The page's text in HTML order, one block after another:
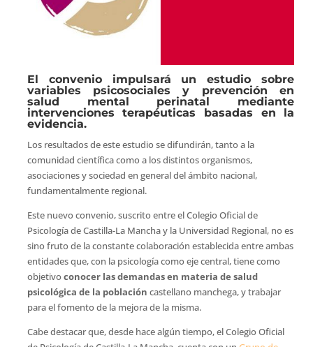
El convenio impulsará un estudio sobre
variables psicosociales y prevención en
salud mental perinatal mediante
intervenciones terapéuticas basadas en la
evidencia.
Los resultados de este estudio se difundirán, tanto a la
comunidad científica como a los distintos organismos,
asociaciones y sociedad en general del ámbito nacional,
fundamentalmente regional.
Este nuevo convenio, suscrito entre el Colegio Oficial de
Psicología de Castilla-La Mancha y la Universidad Regional, no es
sino fruto de la constante colaboración establecida entre ambas
entidades que, con la psicología como eje central, tiene como
objetivoconocer las demandas en materia de salud
psicológica de la población castellano manchega, y trabajar
para el fomento de la mejora de la misma.
Cabe destacar que, desde hace algún tiempo, el Colegio Oficial